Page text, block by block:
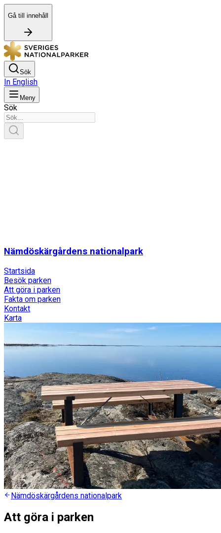
Gå till innehåll
Sök
In English
Meny
Sök
Nämdöskärgårdens nationalpark
Startsida
Besök parken
Att göra i parken
Fakta om parken
Kontakt
Karta
Nämdöskärgårdens nationalpark
Att göra i parken